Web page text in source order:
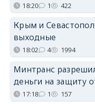
18:20 1 422
Крым и
выходные
18:02 4 1994
Минтранс
деньги на защиту
17:18 1 157